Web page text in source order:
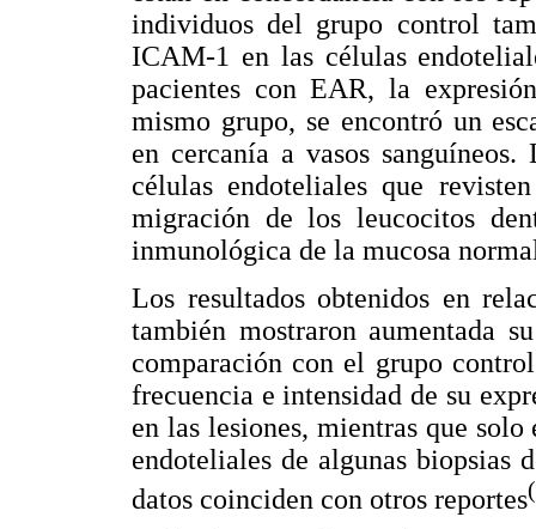
individuos del grupo control
ICAM-1 en las células
pacientes con EAR, la
mismo grupo, se encontró un
en cercanía a vasos
células endoteliales que
migración de los leucocitos
inmunológica de la mucosa
Los resultados obtenidos en
también mostraron aumentada
comparación con el grupo
frecuencia e intensidad de su
en las lesiones, mientras que
endoteliales de algunas biopsias
datos coinciden con otros reportes